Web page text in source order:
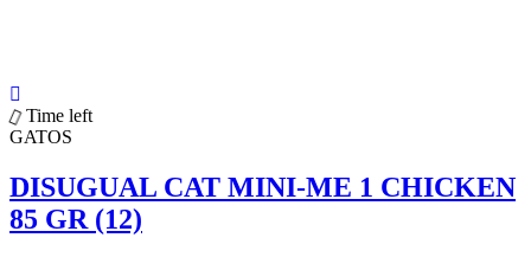
Time left
GATOS
DISUGUAL CAT MINI-ME 1 CHICKEN
85 GR (12)